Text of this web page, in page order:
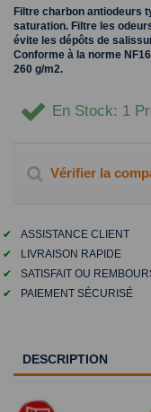
Filtre charbon antiodeurs
saturation. Filtre les
évite les dépôts de
Conforme à la norme
260 g/m2.
En Stock: 1
Vérifier la
✔
ASSISTANCE CLIENT
✔
LIVRAISON RAPIDE
✔
SATISFAIT OU
✔
PAIEMENT SÉCURISÉ
DESCRIPTION